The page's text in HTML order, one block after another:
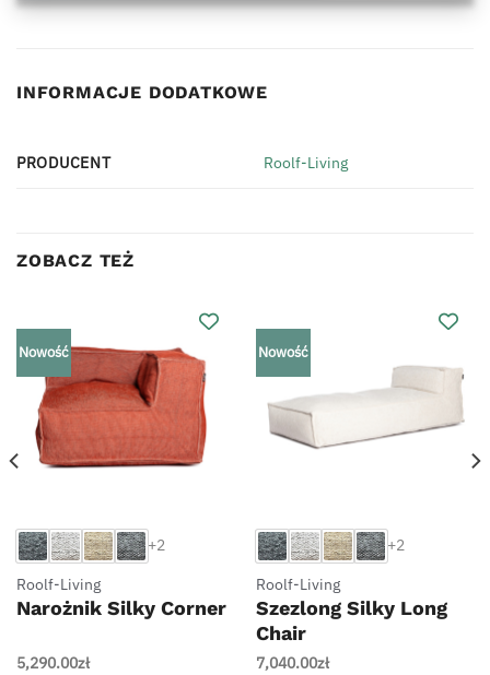
INFORMACJE DODATKOWE
PRODUCENT Roolf-Living
ZOBACZ TEŻ
Nowość
+2
Roolf-Living
Narożnik Silky Corner
5,290.00zł
Nowość
+2
Roolf-Living
Szezlong Silky Long
Chair
7,040.00zł